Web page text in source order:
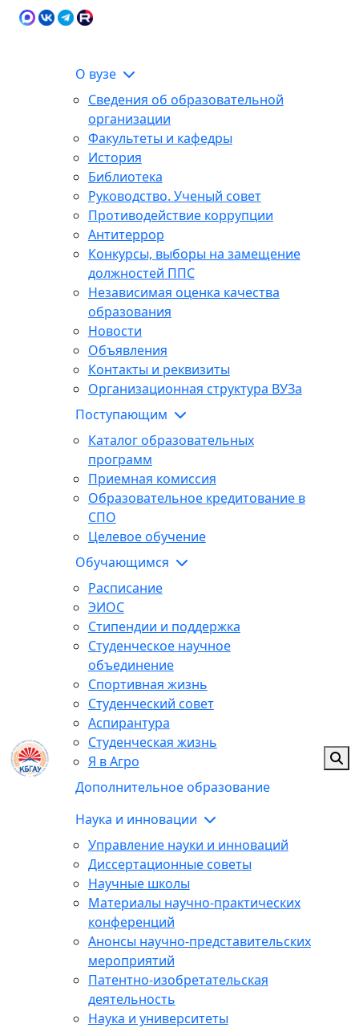
О вузе
Сведения об образовательной
организации
Факультеты и кафедры
История
Библиотека
Руководство. Ученый совет
Противодействие коррупции
Антитеррор
Конкурсы, выборы на замещение
должностей ППС
Независимая оценка качества
образования
Новости
Объявления
Контакты и реквизиты
Организационная структура ВУЗа
Поступающим
Каталог образовательных
программ
Приемная комиссия
Образовательное кредитование в
СПО
Целевое обучение
Обучающимся
Расписание
ЭИОС
Стипендии и поддержка
Студенческое научное
объединение
Спортивная жизнь
Студенческий совет
Аспирантура
Студенческая жизнь
Я в Агро
Дополнительное образование
Наука и инновации
Управление науки и инноваций
Диссертационные советы
Научные школы
Материалы научно-практических
конференций
Анонсы научно-представительских
мероприятий
Патентно-изобретательская
деятельность
Наука и университеты